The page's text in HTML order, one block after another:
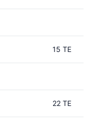
15 TE
22 TE